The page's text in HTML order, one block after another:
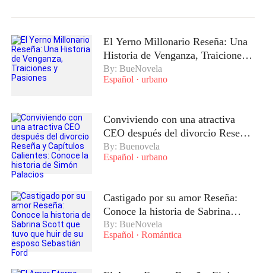
El Yerno Millonario Reseña: Una
Historia de Venganza, Traiciones y
Pasiones
By: BueNovela
Español ·urbano
Conviviendo con una atractiva
CEO después del divorcio Reseña
y Capítulos Calientes: Conoce la
historia de Simón Palacios
By: Buenovela
Español ·urbano
Castigado por su amor Reseña:
Conoce la historia de Sabrina
Scott que tuvo que huir de su
esposo Sebastián Ford
By: BueNovela
Español ·Romántica